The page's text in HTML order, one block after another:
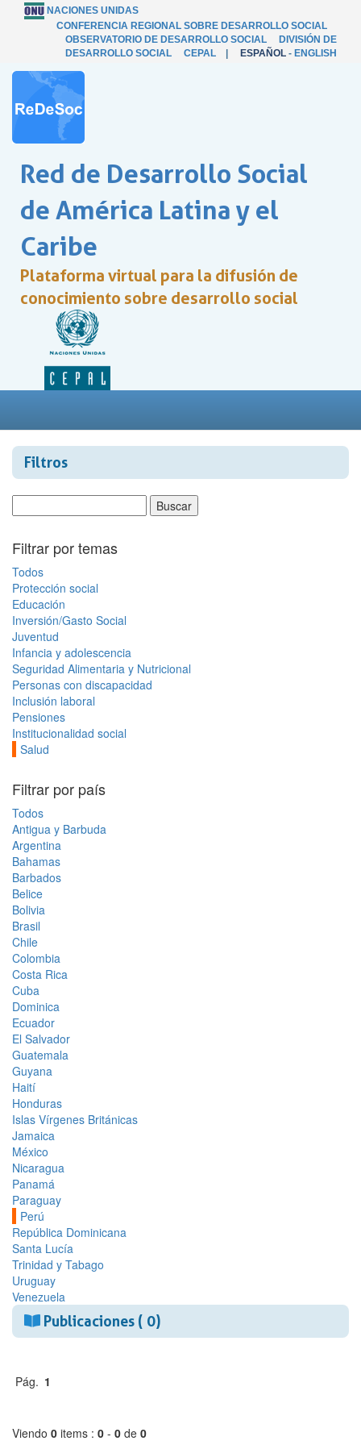
NACIONES UNIDAS
CONFERENCIA REGIONAL SOBRE DESARROLLO SOCIAL
OBSERVATORIO DE DESARROLLO SOCIAL
DIVISIÓN DE
DESARROLLO SOCIAL
CEPAL ESPAÑOL - ENGLISH
Red de Desarrollo Social
de América Latina y el
Caribe
Plataforma virtual para la difusión de
conocimiento sobre desarrollo social
Filtros
Filtrar por temas
Todos
Protección social
Educación
Inversión/Gasto Social
Juventud
Infancia y adolescencia
Seguridad Alimentaria y Nutricional
Personas con discapacidad
Inclusión laboral
Pensiones
Institucionalidad social
Salud
Filtrar por país
Todos
Antigua y Barbuda
Argentina
Bahamas
Barbados
Belice
Bolivia
Brasil
Chile
Colombia
Costa Rica
Cuba
Dominica
Ecuador
El Salvador
Guatemala
Guyana
Haití
Honduras
Islas Vírgenes Británicas
Jamaica
México
Nicaragua
Panamá
Paraguay
Perú
República Dominicana
Santa Lucía
Trinidad y Tabago
Uruguay
Venezuela
Publicaciones ( 0)
Pág. 1
Viendo 0 items : 0 - 0 de 0